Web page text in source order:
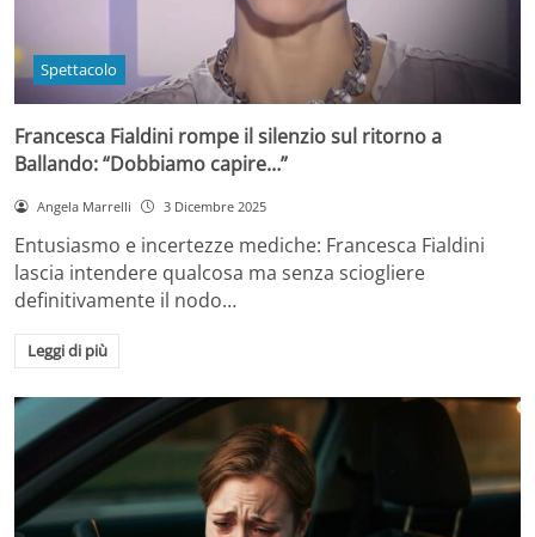
Spettacolo
Francesca Fialdini rompe il silenzio sul ritorno a
Ballando: “Dobbiamo capire…”
Angela Marrelli 3 Dicembre 2025
Entusiasmo e incertezze mediche: Francesca Fialdini
lascia intendere qualcosa ma senza sciogliere
definitivamente il nodo…
Leggi di più